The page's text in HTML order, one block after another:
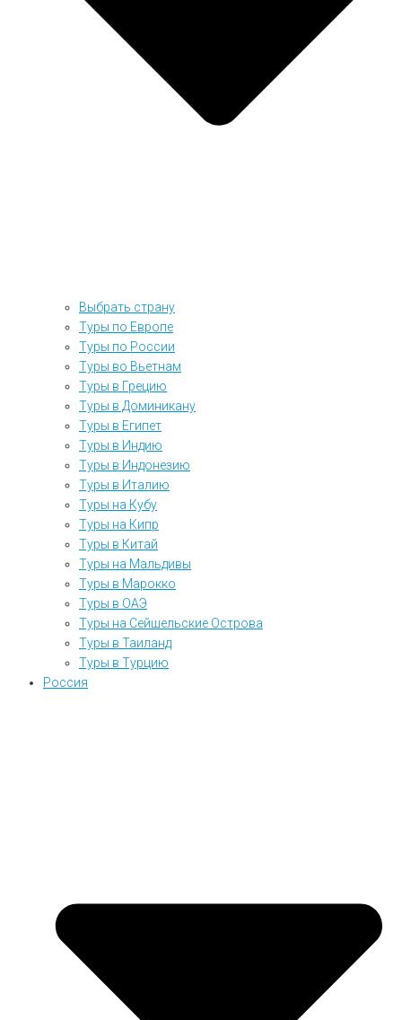
Выбрать страну
Туры по Европе
Туры по России
Туры во Вьетнам
Туры в Грецию
Туры в Доминикану
Туры в Египет
Туры в Индию
Туры в Индонезию
Туры в Италию
Туры на Кубу
Туры на Кипр
Туры в Китай
Туры на Мальдивы
Туры в Марокко
Туры в ОАЭ
Туры на Сейшельские Острова
Туры в Таиланд
Туры в Турцию
Россия